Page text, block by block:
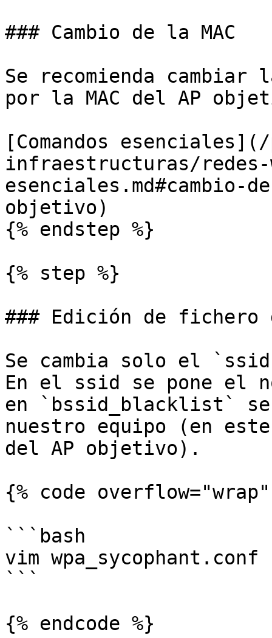
### Cambio de la MAC
Se recomienda cambiar
por la MAC del AP
[Comandos
infraestructuras/redes-
esenciales.md#cambio-
objetivo)
{% endstep %}
{% step %}
### Edición de fichero
Se cambia solo el
En el ssid se pone el
en `bssid_blacklist` se
nuestro equipo (en
del AP objetivo).
{% code
```bash
vim wpa_sycophant.conf
```
{% endcode %}